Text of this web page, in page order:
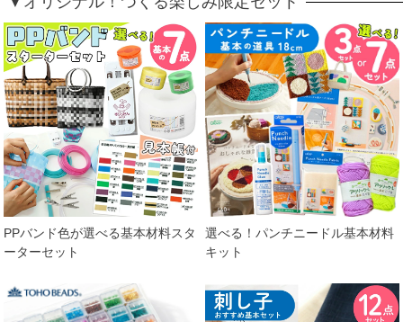
PPバンド色が選べる基本材料スタ
ーターセット
選べる！パンチニードル基本材料
キット